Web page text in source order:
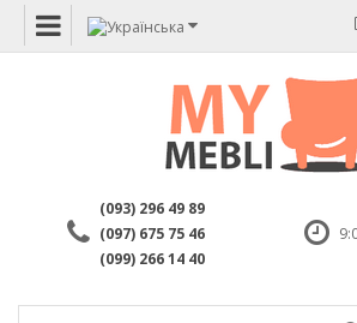
(093) 296 49 89
(097) 675 75 46
(099) 266 14 40